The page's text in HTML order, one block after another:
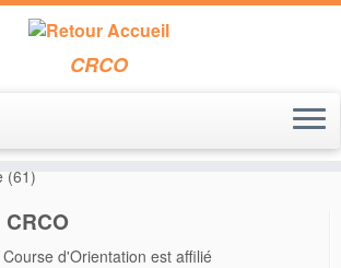
CRCO
course » Les 11/12 septembre 2021 –
(61)
d'Orientation est affilié